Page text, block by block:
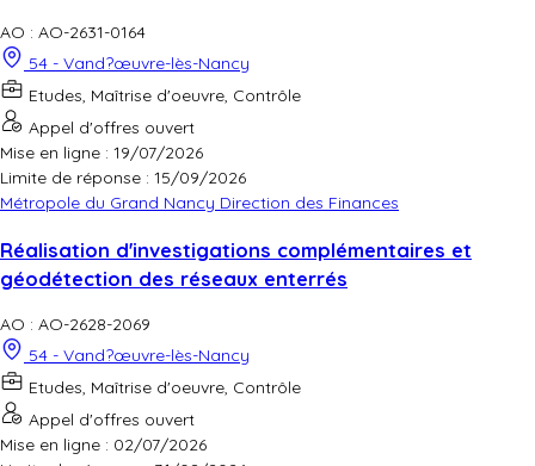
AO : AO-2631-0164
54 - Vand?œuvre-lès-Nancy
Etudes, Maîtrise d'oeuvre, Contrôle
Appel d'offres ouvert
Mise en ligne : 19/07/2026
Limite de réponse : 15/09/2026
Métropole du Grand Nancy Direction des Finances
Réalisation d'investigations complémentaires et
géodétection des réseaux enterrés
AO : AO-2628-2069
54 - Vand?œuvre-lès-Nancy
Etudes, Maîtrise d'oeuvre, Contrôle
Appel d'offres ouvert
Mise en ligne : 02/07/2026